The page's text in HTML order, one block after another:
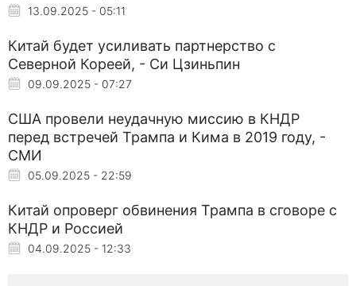
13.09.2025 - 05:11
Китай будет усиливать партнерство с
Северной Кореей, - Си Цзиньпин
09.09.2025 - 07:27
США провели неудачную миссию в КНДР
перед встречей Трампа и Кима в 2019 году, -
СМИ
05.09.2025 - 22:59
Китай опроверг обвинения Трампа в сговоре с
КНДР и Россией
04.09.2025 - 12:33